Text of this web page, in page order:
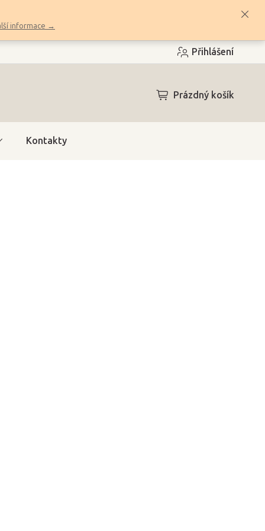
informace →
Přihlášení
NÁKUPNÍ
Prázdný košík
Kontakty